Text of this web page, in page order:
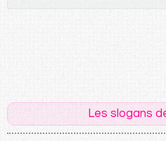
Les slogans